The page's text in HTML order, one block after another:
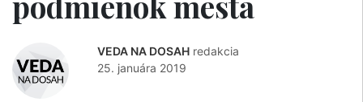
VEDA NA DOSAH redakcia
25. januára 2019